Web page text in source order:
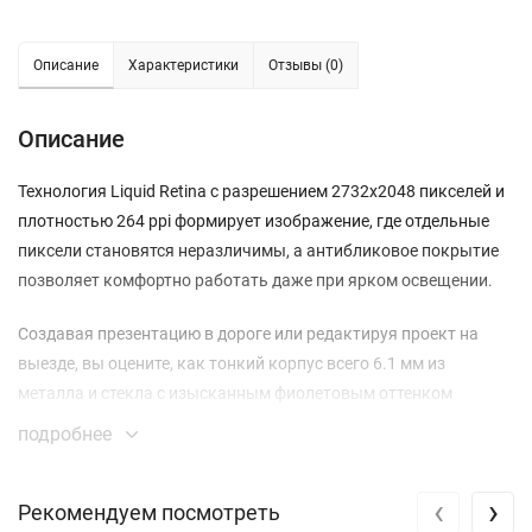
Описание Характеристики Отзывы (0)
Описание
Технология Liquid Retina с разрешением 2732x2048 пикселей и
плотностью 264 ppi формирует изображение, где отдельные
пиксели становятся неразличимы, а антибликовое покрытие
позволяет комфортно работать даже при ярком освещении.
Создавая презентацию в дороге или редактируя проект на
выезде, вы оцените, как тонкий корпус всего 6.1 мм из
металла и стекла с изысканным фиолетовым оттенком
сочетает минимальный вес и ощутимую прочность.
обеспечивает мгновенный отклик интерфейса и плавность в
подробнее
Рекомендуем посмотреть ‹ ›